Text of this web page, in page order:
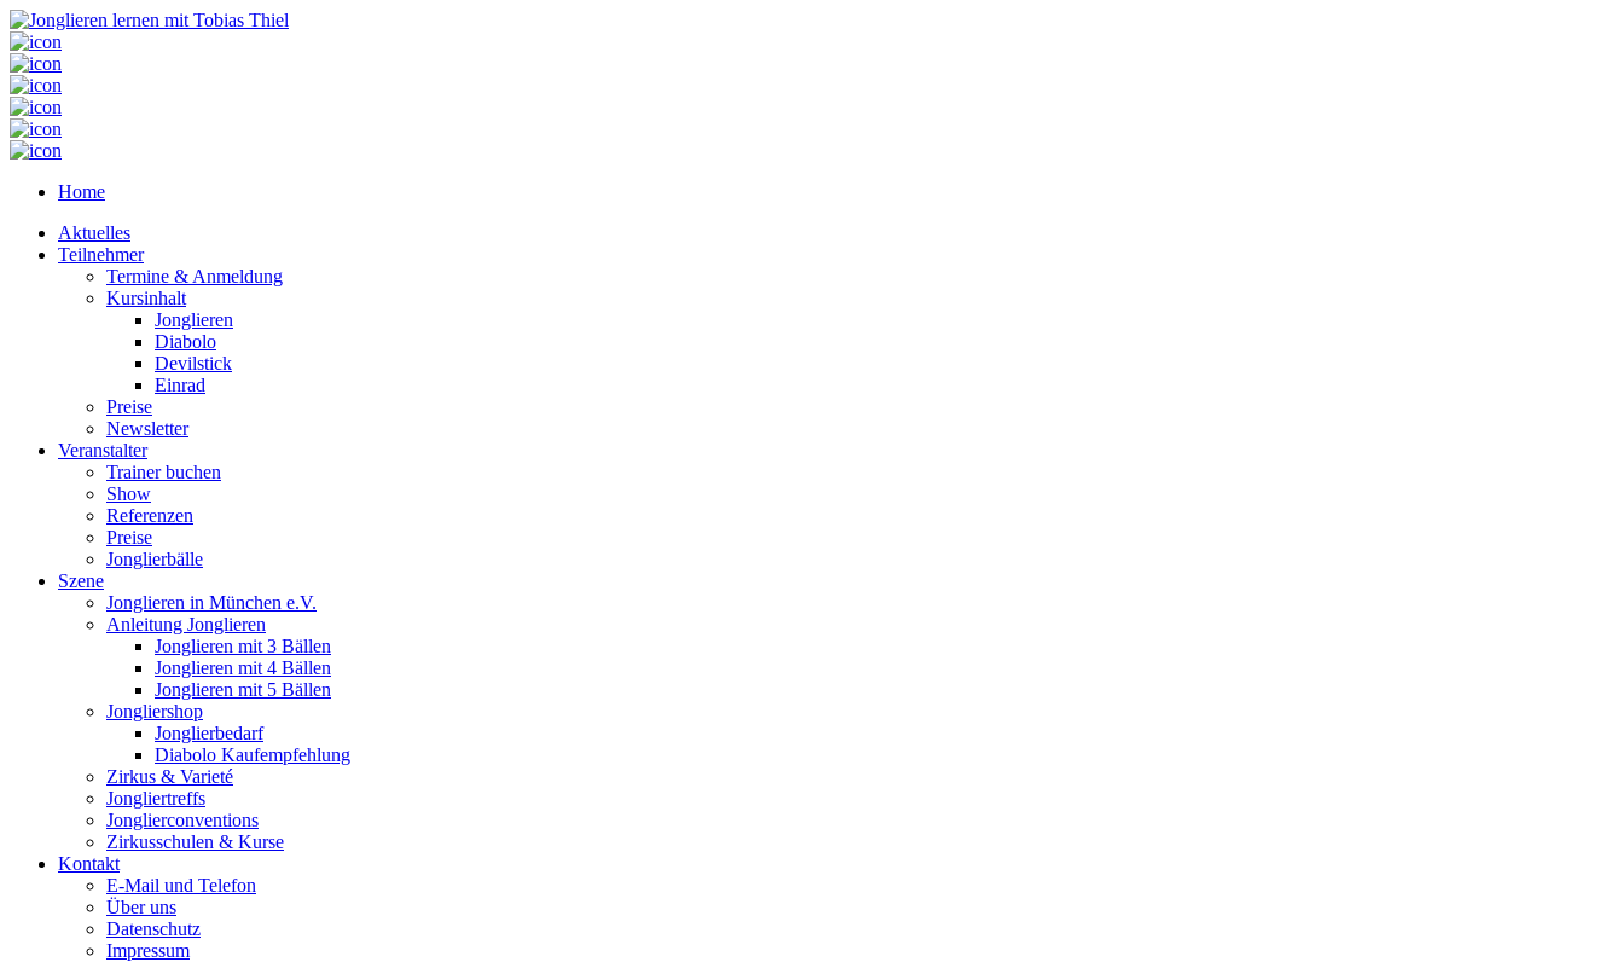
Home
Aktuelles
Teilnehmer
Termine & Anmeldung
Kursinhalt
Jonglieren
Diabolo
Devilstick
Einrad
Preise
Newsletter
Veranstalter
Trainer buchen
Show
Referenzen
Preise
Jonglierbälle
Szene
Jonglieren in München e.V.
Anleitung Jonglieren
Jonglieren mit 3 Bällen
Jonglieren mit 4 Bällen
Jonglieren mit 5 Bällen
Jongliershop
Jonglierbedarf
Diabolo Kaufempfehlung
Zirkus & Varieté
Jongliertreffs
Jonglierconventions
Zirkusschulen & Kurse
Kontakt
E-Mail und Telefon
Über uns
Datenschutz
Impressum